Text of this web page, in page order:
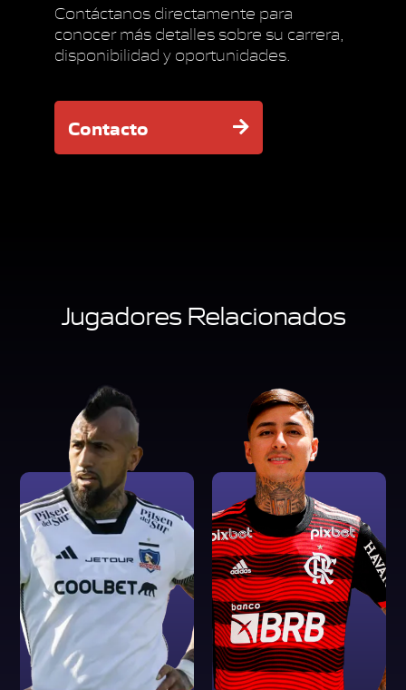
Contáctanos directamente para
conocer más detalles sobre su carrera,
disponibilidad y oportunidades.
Contacto
Jugadores Relacionados